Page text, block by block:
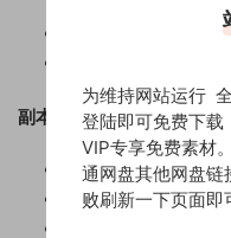
自动检查和控制新
副本支持的元素：
合并剪辑
AE图形
为维持网站运行
登陆即可免费下
VIP专享免费素材
通网盘其他网盘链
败刷新一下页面即